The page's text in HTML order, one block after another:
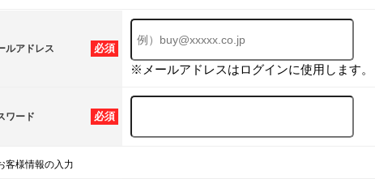
必須
ルアドレス
※メールアドレスはログインに使用します。
必須
ワード
客様情報の入力